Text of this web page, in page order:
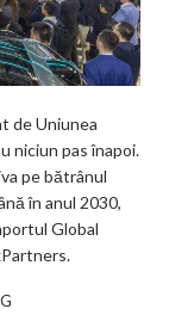
de Uniunea
niciun pas înapoi.
pe bătrânul
în anul 2030,
Global